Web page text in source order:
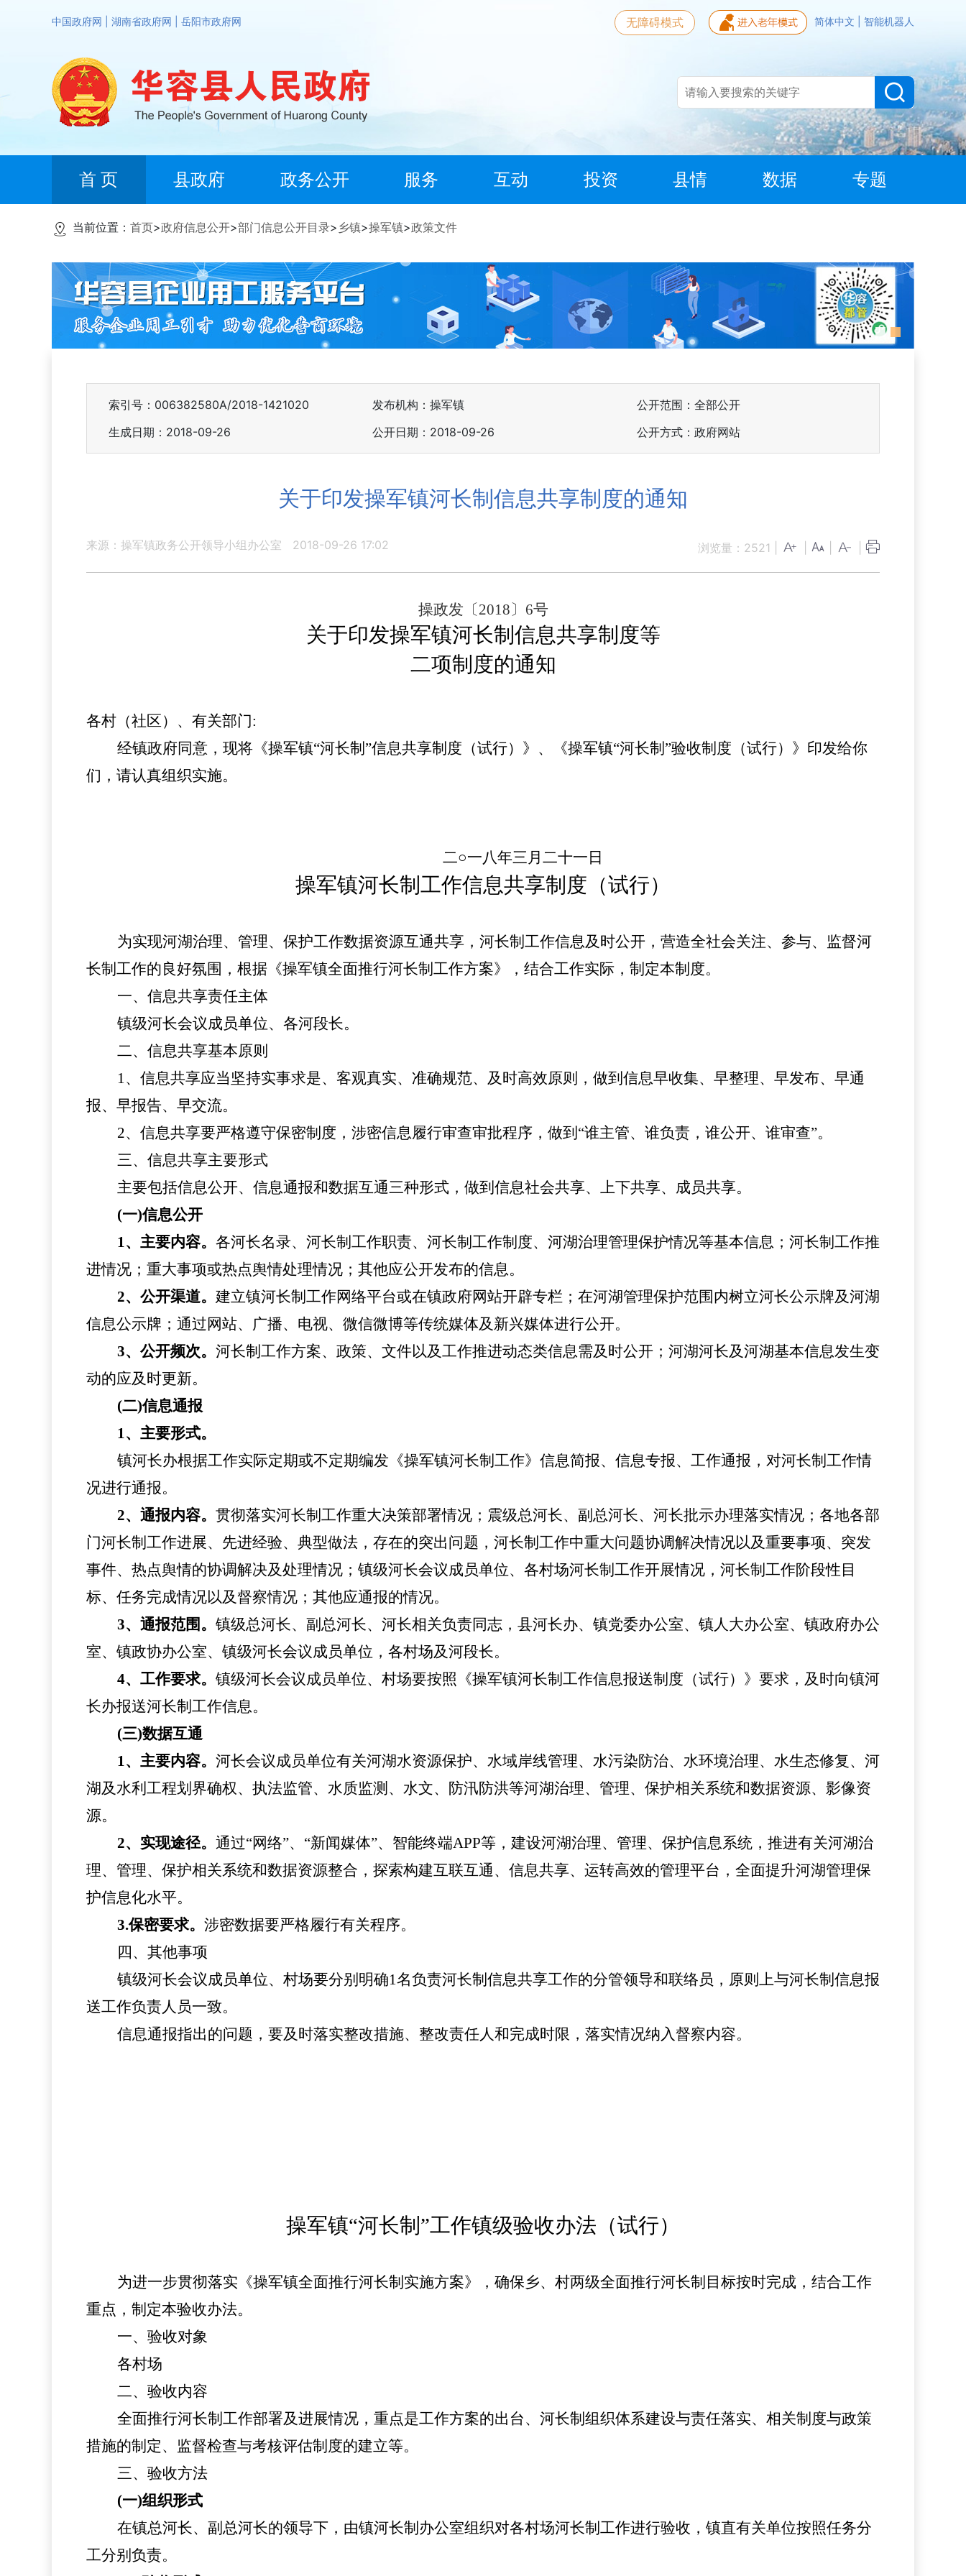
中国政府网 湖南省政府网 岳阳市政府网 简体中文 智能机器人
无障碍模式
首 页 县政府 政务公开 服务 互动 投资 县情 数据 专题
当前位置： 首页>政府信息公开>部门信息公开目录> 乡镇>操军镇>政策文件
索引号：006382580A/2018-1421020 发布机构：操军镇
公开范围：全部公开
生成日期：2018-09-26
公开日期：2018-09-26 公开方式：政府网站
关于印发操军镇河长制信息共享制度的通知
来源：操军镇政务公开领导小组办公室 2018-09-26 17:02 浏览量： 2521
操政发 〔2018〕 6号
关于印发操军镇河长制信息共享制度等
二项制度的通知
各村（社区）、 有关部门:
经镇政府同意，现将《操军镇“河长制”信息共享制度（试行）》、《操军镇“河长制”验收制度（试行）》印发给你
们，请认真组织实施。
二○一八年三月二十一日
操军镇河长制工作信息共享制度（试行）
为实现河湖治理、管理、保护工作数据资源互通共享，河长制工作信息及时公开，营造全社会关注、参与、监督河
长制工作的良好氛围，根据《操军镇全面推行河长制工作方案》，结合工作实际，制定本制度。
一、信息共享责任主体
镇级河长会议成员单位、各河段长。
二、信息共享基本原则
1、信息共享应当坚持实事求是、客观真实、准确规范、及时高效原则，做到信息早收集、早整理、早发布、早通
报、早报告、早交流。
2、信息共享要严格遵守保密制度，涉密信息履行审查审批程序，做到“谁主管、谁负责，谁公开、谁审查”。
三、信息共享主要形式
主要包括信息公开、信息通报和数据互通三种形式，做到信息社会共享、上下共享、成员共享。
(一)信息公开
1、主要内容。 各河长名录、河长制工作职责、河长制工作制度、河湖治理管理保护情况等基本信息；河长制工作推
进情况；重大事项或热点舆情处理情况；其他应公开发布的信息。
2、公开渠道。 建立镇河长制工作网络平台或在镇政府网站开辟专栏；在河湖管理保护范围内树立河长公示牌及河湖
信息公示牌；通过网站、广播、电视、微信微博等传统媒体及新兴媒体进行公开。
3、公开频次。 河长制工作方案、政策、文件以及工作推进动态类信息需及时公开；河湖河长及河湖基本信息发生变
动的应及时更新。
(二)信息通报
1、主要形式。
镇河长办根据工作实际定期或不定期编发《操军镇河长制工作》信息简报、信息专报、工作通报，对河长制工作情
况进行通报。
2、通报内容。 贯彻落实河长制工作重大决策部署情况； 震级总河长、副总河长、河长批示办理落实情况；各地各部
门河长制工作进展、先进经验、典型做法，存在的突出问题，河长制工作中重大问题协调解决情况以及重要事项、突发
事件、热点舆情的协调解决及处理情况； 镇级河长会议成员单位、各村场河长制工作开展情况，河长制工作阶段性目
标、任务完成情况以及督察情况；其他应通报的情况。
3、通报范围。 镇级总河长、副总河长、河长相关负责同志， 县河长办、 镇党委办公室、 镇人大办公室、 镇政府办公
室、 镇政协办公室、 镇级河长会议成员单位，各村场及河段长。
4、工作要求。 镇级河长会议成员单位、 村场要按照《操军镇河长制工作信息报送制度（试行）》要求，及时向镇河
长办报送河长制工作信息。
(三)数据互通
1、主要内容。 河长会议成员单位有关河湖水资源保护、水域岸线管理、水污染防治、水环境治理、水生态修复、河
湖及水利工程划界确权、执法监管、水质监测、水文、防汛防洪等河湖治理、管理、保护相关系统和数据资源、影像资
源。
2、实现途径。 通过“网络”、“新闻媒体”、智能终端APP等，建设河湖治理、管理、保护信息系统，推进有关河湖治
理、管理、保护相关系统和数据资源整合，探索构建互联互通、信息共享、运转高效的管理平台，全面提升河湖管理保
护信息化水平。
3.保密要求。 涉密数据要严格履行有关程序。
四、其他事项
镇级河长会议成员单位、 村场要分别明确1名负责河长制信息共享工作的分管领导和联络员，原则上与河长制信息报
送工作负责人员一致。
信息通报指出的问题，要及时落实整改措施、整改责任人和完成时限，落实情况纳入督察内容。
操军镇“河长制”工作镇级验收办法（试行）
为进一步贯彻落实《操军镇全面推行河长制实施方案》，确保乡、村两级全面推行河长制目标按时完成，结合工作
重点，制定本验收办法。
一、验收对象
各村场
二、验收内容
全面推行河长制工作部署及进展情况，重点是工作方案的出台、河长制组织体系建设与责任落实、相关制度与政策
措施的制定、监督检查与考核评估制度的建立等。
三、验收方法
(一)组织形式
在镇总河长、副总河长的领导下，由镇河长制办公室组织对各村场河长制工作进行验收， 镇直有关单位按照任务分
工分别负责。